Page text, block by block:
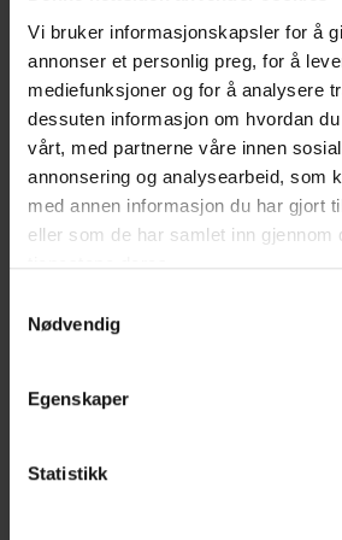
Vi bruker informasjonskapsler for å
annonser et personlig preg, for å
mediefunksjoner og for å analysere
dessuten informasjon om hvordan
vårt, med partnerne våre innen
annonsering og analysearbeid, som
med annen informasjon du har gjort
eller som de har samlet inn gjennom
tjenestene deres.
Nødvendig
Egenskaper
Statistikk
Alt kommentert